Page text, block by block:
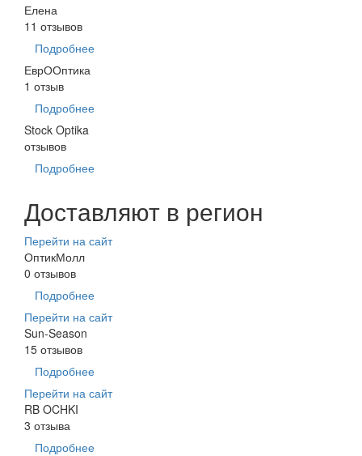
Елена
11 отзывов
Подробнее
ЕврООптика
1 отзыв
Подробнее
Stock Optika
отзывов
Подробнее
Доставляют в регион
Перейти на сайт
ОптикМолл
0 отзывов
Подробнее
Перейти на сайт
Sun-Season
15 отзывов
Подробнее
Перейти на сайт
RB OCHKI
3 отзыва
Подробнее